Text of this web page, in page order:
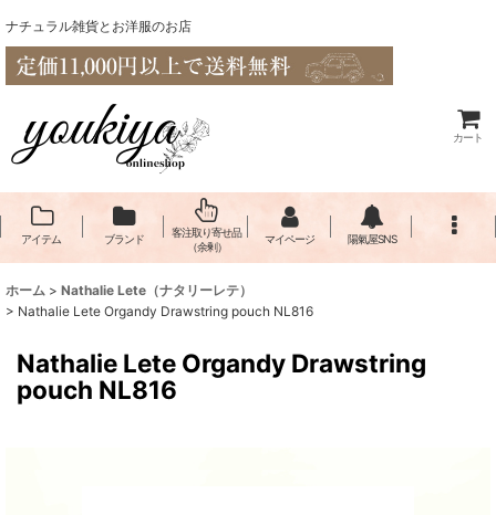
ナチュラル雑貨とお洋服のお店
カート
アイテム ブランド
客注取り寄せ品
（余剰）
マイページ 陽氣屋SNS
ホーム > Nathalie Lete（​ナタリーレテ）
> Nathalie Lete Organdy Drawstring pouch NL816
Nathalie Lete Organdy Drawstring
pouch NL816